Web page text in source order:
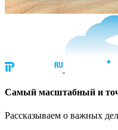
Cамый масштабный и
Рассказываем о важных